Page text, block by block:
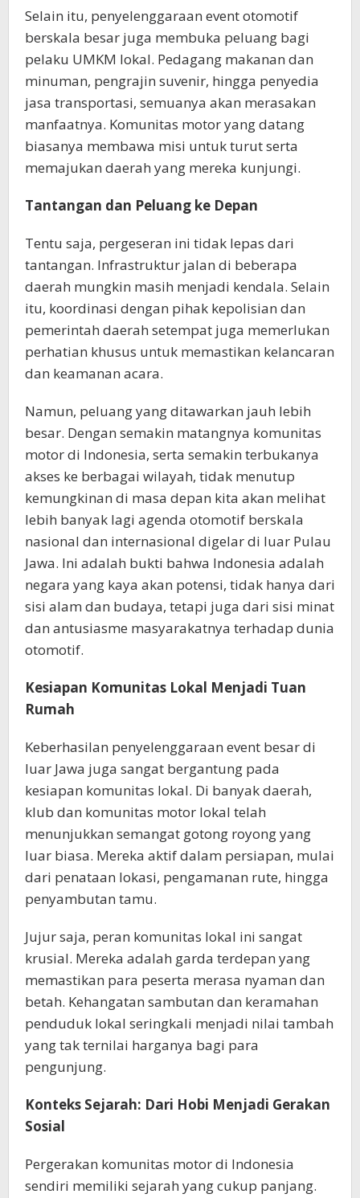
Selain itu, penyelenggaraan event otomotif
berskala besar juga membuka peluang bagi
pelaku UMKM lokal. Pedagang makanan dan
minuman, pengrajin suvenir, hingga penyedia
jasa transportasi, semuanya akan merasakan
manfaatnya. Komunitas motor yang datang
biasanya membawa misi untuk turut serta
memajukan daerah yang mereka kunjungi.
Tantangan dan Peluang ke Depan
Tentu saja, pergeseran ini tidak lepas dari
tantangan. Infrastruktur jalan di beberapa
daerah mungkin masih menjadi kendala. Selain
itu, koordinasi dengan pihak kepolisian dan
pemerintah daerah setempat juga memerlukan
perhatian khusus untuk memastikan kelancaran
dan keamanan acara.
Namun, peluang yang ditawarkan jauh lebih
besar. Dengan semakin matangnya komunitas
motor di Indonesia, serta semakin terbukanya
akses ke berbagai wilayah, tidak menutup
kemungkinan di masa depan kita akan melihat
lebih banyak lagi agenda otomotif berskala
nasional dan internasional digelar di luar Pulau
Jawa. Ini adalah bukti bahwa Indonesia adalah
negara yang kaya akan potensi, tidak hanya dari
sisi alam dan budaya, tetapi juga dari sisi minat
dan antusiasme masyarakatnya terhadap dunia
otomotif.
Kesiapan Komunitas Lokal Menjadi Tuan
Rumah
Keberhasilan penyelenggaraan event besar di
luar Jawa juga sangat bergantung pada
kesiapan komunitas lokal. Di banyak daerah,
klub dan komunitas motor lokal telah
menunjukkan semangat gotong royong yang
luar biasa. Mereka aktif dalam persiapan, mulai
dari penataan lokasi, pengamanan rute, hingga
penyambutan tamu.
Jujur saja, peran komunitas lokal ini sangat
krusial. Mereka adalah garda terdepan yang
memastikan para peserta merasa nyaman dan
betah. Kehangatan sambutan dan keramahan
penduduk lokal seringkali menjadi nilai tambah
yang tak ternilai harganya bagi para
pengunjung.
Konteks Sejarah: Dari Hobi Menjadi Gerakan
Sosial
Pergerakan komunitas motor di Indonesia
sendiri memiliki sejarah yang cukup panjang.